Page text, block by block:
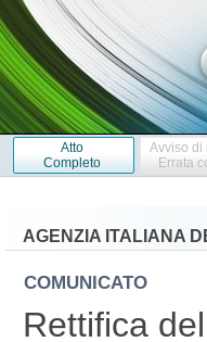
Atto
Completo
Avviso di
Errata
AGENZIA ITALIANA
COMUNICATO
Rettifica